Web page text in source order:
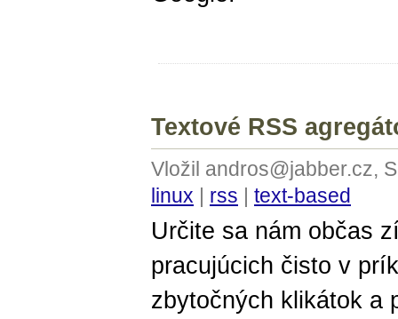
Textové RSS
Vložil andros@jabber.cz,
linux | rss | text-based
Určite sa nám občas
pracujúcich čisto v
zbytočných klikátok a